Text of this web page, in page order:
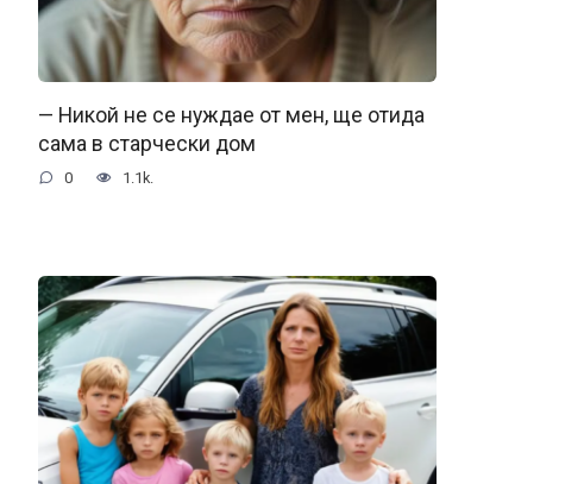
— Никой не се нуждае от мен, ще отида
сама в старчески дом
0 1.1k.